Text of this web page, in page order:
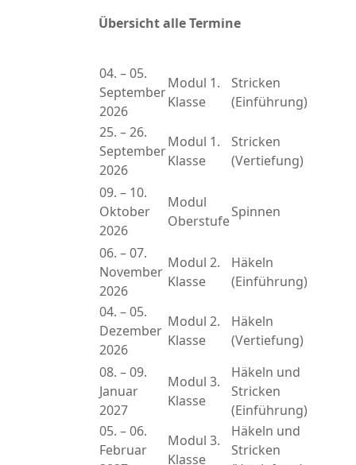
Übersicht alle Termine
04. – 05.
September
2026
Modul 1.
Klasse
Stricken
(Einführung)
25. – 26.
September
2026
Modul 1.
Klasse
Stricken
(Vertiefung)
09. – 10.
Oktober
2026
Modul
Oberstufe
Spinnen
06. – 07.
November
2026
Modul 2.
Klasse
Häkeln
(Einführung)
04. – 05.
Dezember
2026
Modul 2.
Klasse
Häkeln
(Vertiefung)
08. – 09.
Januar
2027
Modul 3.
Klasse
Häkeln und
Stricken
(Einführung)
05. – 06.
Februar
Modul 3.
Klasse
Häkeln und
Stricken